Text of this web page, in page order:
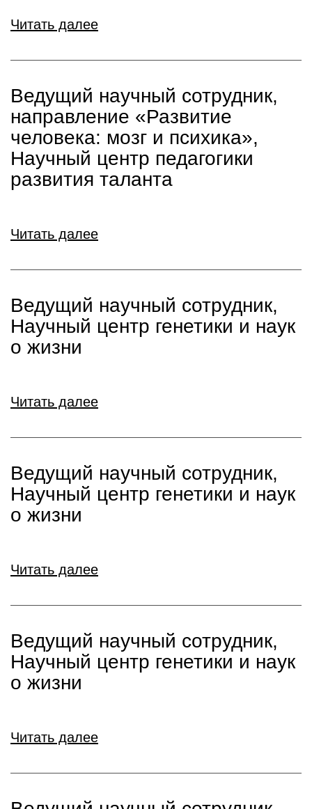
Читать далее
Ведущий научный сотрудник,
направление «Развитие
человека: мозг и психика»,
Научный центр педагогики
развития таланта
Читать далее
Ведущий научный сотрудник,
Научный центр генетики и наук
о жизни
Читать далее
Ведущий научный сотрудник,
Научный центр генетики и наук
о жизни
Читать далее
Ведущий научный сотрудник,
Научный центр генетики и наук
о жизни
Читать далее